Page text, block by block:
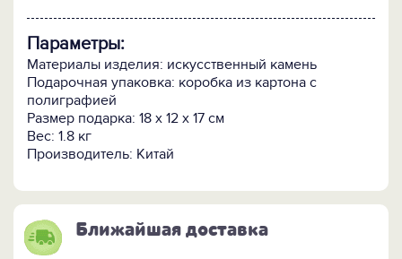
Параметры:
Материалы изделия: искусственный камень
Подарочная упаковка: коробка из картона с
полиграфией
Размер подарка: 18 х 12 х 17 см
Вес: 1.8 кг
Производитель: Китай
Ближайшая доставка